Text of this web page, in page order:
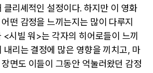
클리셰적인 설정이다. 하지만 이 영화
떤 감정을 느끼는지는 많이 다루지
<시빌 워>는 각자의 히어로들이 느끼
내리는 결정에 많은 영향을 끼치고, 마
면도 이들이 그동안 억눌러왔던 감정